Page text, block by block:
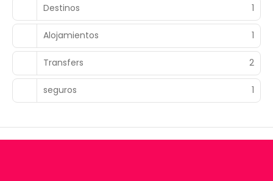
Destinos
1
Alojamientos 1
Transfers 2
seguros 1